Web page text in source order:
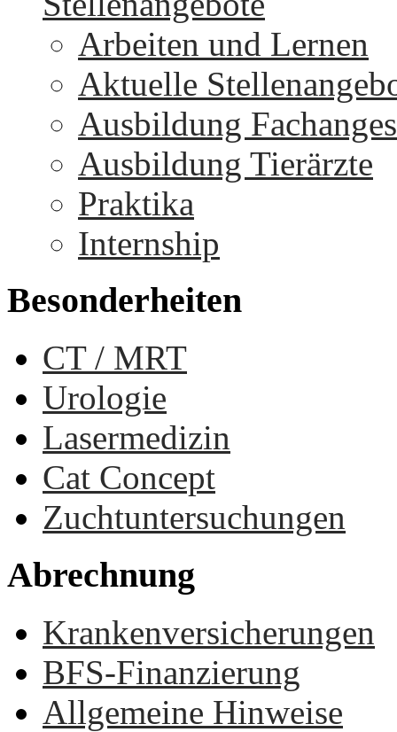
Arbeiten und Lernen
Aktuelle
Ausbildung
Ausbildung Tierärzte
Praktika
Internship
Besonderheiten
CT / MRT
Urologie
Lasermedizin
Cat Concept
Zuchtuntersuchungen
Abrechnung
Krankenversicherungen
BFS-Finanzierung
Allgemeine Hinweise